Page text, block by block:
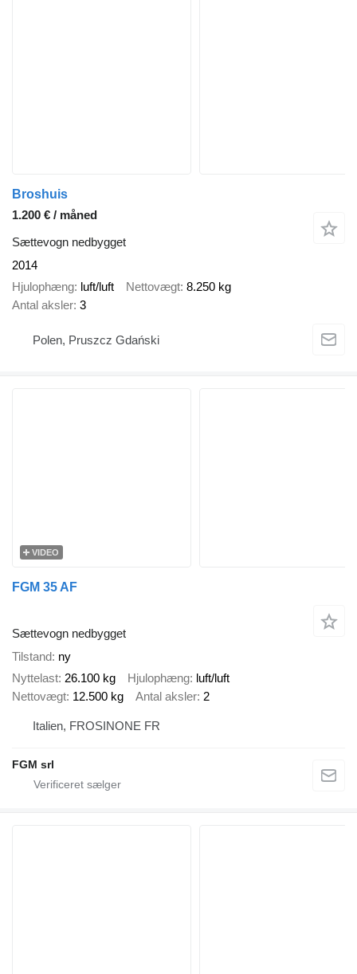
Broshuis
1.200 € / måned
Sættevogn nedbygget
2014
Hjulophæng luft/luft Nettovægt 8.250 kg
Antal aksler 3
Polen, Pruszcz Gdański
VIDEO
FGM 35 AF
Sættevogn nedbygget
Tilstand ny
Nyttelast 26.100 kg Hjulophæng luft/luft
Nettovægt 12.500 kg Antal aksler 2
Italien, FROSINONE FR
FGM srl